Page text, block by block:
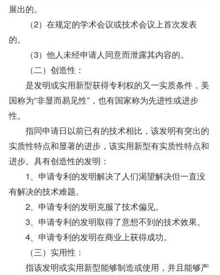
展出的。
（2）在规定的学术会议或技术会议上首次发表
的。
（3）他人未经申请人同意而泄露其内容的。
（二）创造性：
是发明或实用新型获得专利权的又一实质条件，美
国称为“非显而易见性”，也有国家称为先进性或进步
性。
指同申请日以前已有的技术相比，该发明有突出的
实质性特点和显著的进步，该实用新型有实质性特点和
进步。具有创造性的发明：
1、申请专利的发明解决了人们渴望解决但一直没
有解决的技术难题。
2、申请专利的发明克服了技术偏见。
3、申请专利的发明取得了意想不到的技术效果。
4、申请专利的发明在商业上获得成功。
（三）实用性：
指该发明或实用新型能够制造或使用，并且能够产